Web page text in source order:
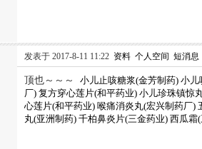
发表于 2017-8-11 11:22 资料 个人空间 短消息
顶也～～～ 小儿止咳糖浆(金芳制药) 小儿
厂) 复方穿心莲片(和平药业) 小儿珍珠镇惊
心莲片(和平药业) 喉痛消炎丸(宏兴制药厂)
丸(亚洲制药) 千柏鼻炎片(三金药业) 西瓜霜